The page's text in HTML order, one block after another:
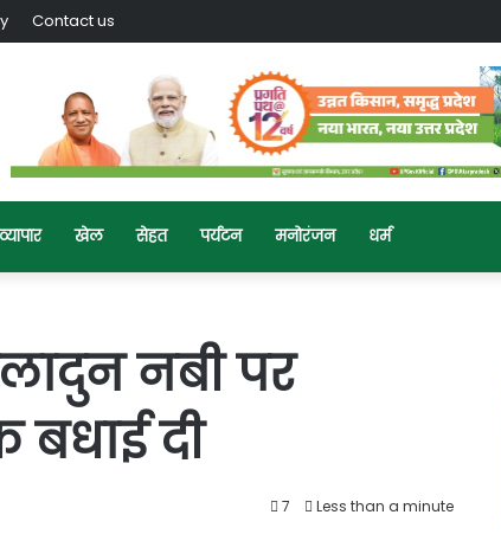
Contact us
व्यापार खेल सेहत पर्यटन मनोरंजन धर्म
नबी पर
बधाई दी
7 Less than a minute